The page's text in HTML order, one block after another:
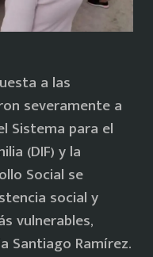
a las
severamente a
Sistema para el
(DIF) y la
Social se
social y
vulnerables,
Santiago Ramírez.